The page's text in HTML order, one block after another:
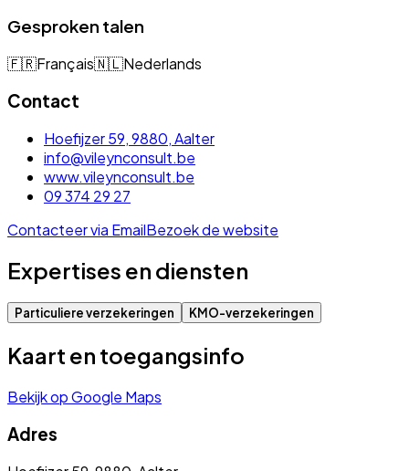
Gesproken talen
🇫🇷Français🇳🇱Nederlands
Contact
Hoefijzer 59, 9880, Aalter
info@vileynconsult.be
www.vileynconsult.be
09 374 29 27
Contacteer via EmailBezoek de website
Expertises en diensten
Particuliere verzekeringen KMO-verzekeringen
Kaart en toegangsinfo
Bekijk op Google Maps
Adres